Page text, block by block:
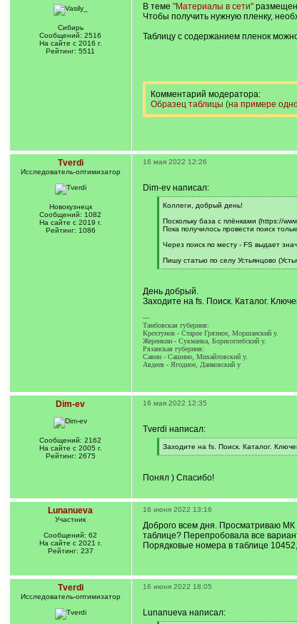
Сибирь
Сообщений: 2516
На сайте с 2016 г.
Рейтинг: 5511
В теме "Материалы в сети"
Чтобы получить нужную пленку,
Таблицу с содержанием пленок
Комментарий модератора:
Образец таблицы (на примере
Tverdi
Исследователь-оптимизатор
Новокузнецк
Сообщений: 1082
На сайте с 2019 г.
Рейтинг: 1086
16 мая 2022 12:26
Dim-ev написал:
[
]
Коллеги, добрый день!
Поскольку база с плёнками (https://
Пока получилось провести поиск
Через поиск по месту - FS выдает
Пишу статью по селу Устьянцово
[
]
День добрый.
Заходите на fs. Поиск. Каталог.
---
Тамбовская губерния:
Крехтунов - Старое Грязное, Моршанский у.
Жеренкин - Сукманка, Борисоглебский у.
Рязанская губерния:
Савин - Сашино, Михайловский у.
Авдеев - Ягодное, Данковский у
Dim-ev
Сообщений: 2162
На сайте с 2005 г.
Рейтинг: 2675
16 мая 2022 12:35
Tverdi написал:
[
q
Заходите на fs. Поиск. Каталог.
[
]
Понял ) Спасибо!
Lunanueva
Участник
Сообщений: 62
На сайте с 2021 г.
Рейтинг: 237
16 июня 2022 13:16
Доброго всем дня. Просматриваю МК
таблице? Перепробовала все
Порядковые номера в таблице
Tverdi
Исследователь-оптимизатор
16 июня 2022 18:05
Lunanueva написал: